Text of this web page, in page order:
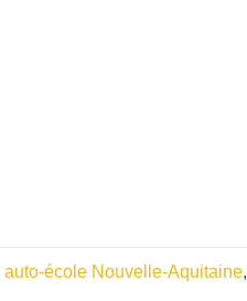
auto-école Nouvelle-Aquitaine,